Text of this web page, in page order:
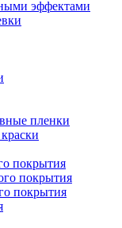
эффектами
пленки
покрытия
покрытия
покрытия